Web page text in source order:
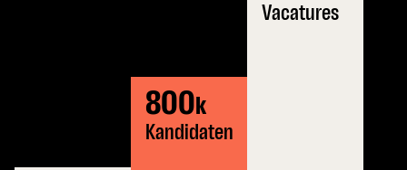
800k
Kandidaten
Vacatures